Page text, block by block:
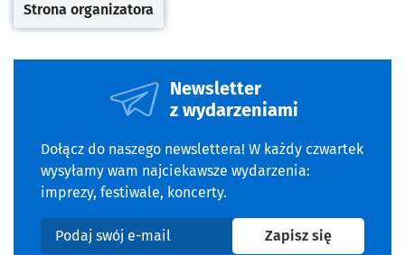
Otwiera się w nowej karcie
Strona organizatora
Newsletter
z wydarzeniami
Dołącz do naszego newslettera! W każdy czwartek
wysyłamy wam najciekawsze wydarzenia:
imprezy, festiwale, koncerty.
Podaj swój e-mail
Zapisz sięna